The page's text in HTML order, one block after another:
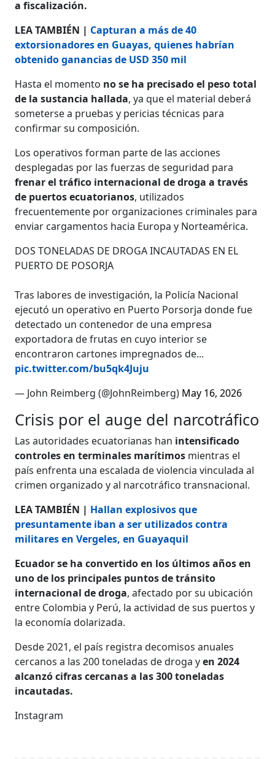
a fiscalización.
LEA TAMBIÉN | Capturan a más de 40
extorsionadores en Guayas, quienes habrían
obtenido ganancias de USD 350 mil
Hasta el momento no se ha precisado el peso total
de la sustancia hallada, ya que el material deberá
someterse a pruebas y pericias técnicas para
confirmar su composición.
Los operativos forman parte de las acciones
desplegadas por las fuerzas de seguridad para
frenar el tráfico internacional de droga a través
de puertos ecuatorianos, utilizados
frecuentemente por organizaciones criminales para
enviar cargamentos hacia Europa y Norteamérica.
DOS TONELADAS DE DROGA INCAUTADAS EN EL
PUERTO DE POSORJA
Tras labores de investigación, la Policía Nacional
ejecutó un operativo en Puerto Porsorja donde fue
detectado un contenedor de una empresa
exportadora de frutas en cuyo interior se
encontraron cartones impregnados de...
pic.twitter.com/bu5qk4Juju
— John Reimberg (@JohnReimberg) May 16, 2026
Crisis por el auge del narcotráfico
Las autoridades ecuatorianas han intensificado
controles en terminales marítimos mientras el
país enfrenta una escalada de violencia vinculada al
crimen organizado y al narcotráfico transnacional.
LEA TAMBIÉN | Hallan explosivos que
presuntamente iban a ser utilizados contra
militares en Vergeles, en Guayaquil
Ecuador se ha convertido en los últimos años en
uno de los principales puntos de tránsito
internacional de droga, afectado por su ubicación
entre Colombia y Perú, la actividad de sus puertos y
la economía dolarizada.
Desde 2021, el país registra decomisos anuales
cercanos a las 200 toneladas de droga yen 2024
alcanzó cifras cercanas a las 300 toneladas
incautadas.
Instagram